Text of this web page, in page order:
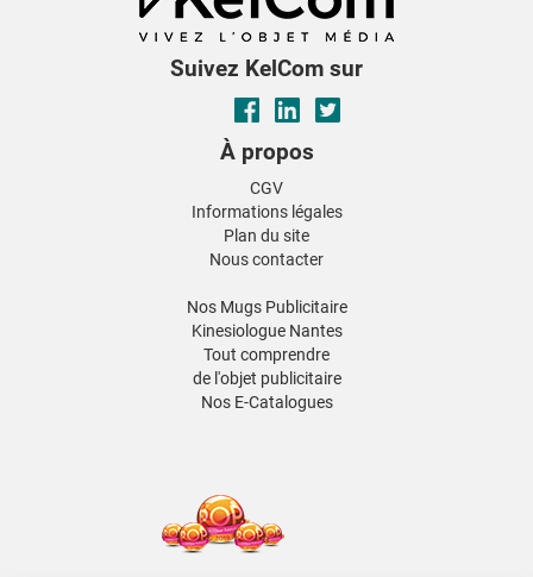
Suivez KelCom sur
À propos
CGV
Informations légales
Plan du site
Nous contacter
Nos Mugs Publicitaire
Kinesiologue Nantes
Tout comprendre
de l'objet publicitaire
Nos E-Catalogues